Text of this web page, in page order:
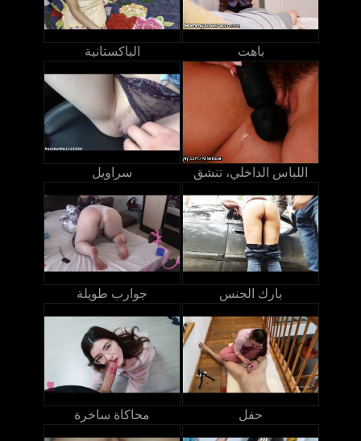
الباكستانية باهت
سراويل اللباس الداخلي، تنشق
جوارب طويلة بارك الجنس
محاكاة ساخرة حفل